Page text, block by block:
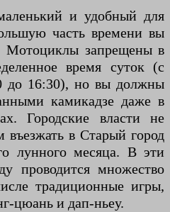
и удобный для
часть времени вы
Мотоциклы запрещены в
время суток (с
до 16:30), но вы должны
камикадзе даже в
Городские власти не
в Старый город
лунного месяца. В эти
проводится множество
традиционные игры,
цюань и дап-ньеу.